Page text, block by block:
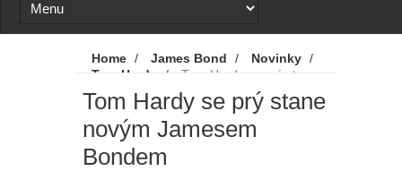
Home / James Bond / Novinky /
Tom Hardy
/
Tom Hardy se prý stane
novým Jamesem Bondem
Tom Hardy se prý stane
novým Jamesem
Bondem